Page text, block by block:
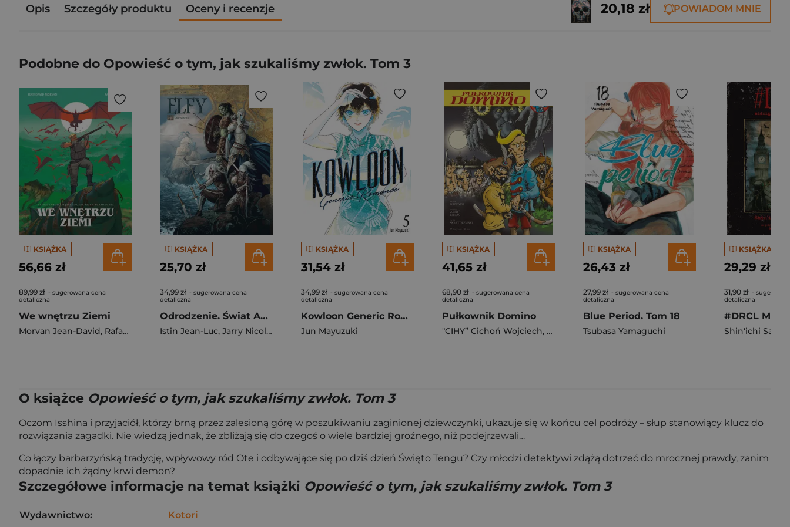
Opis Szczegóły produktu Oceny i recenzje 20,18 zł POWIADOM MNIE
Podobne do Opowieść o tym, jak szukaliśmy zwłok. Tom 3
KSIĄŻKA
56,66 zł
89,99 zł - sugerowana cena
detaliczna
We wnętrzu Ziemi
Morvan Jean-David, Rafael Ortiz
KSIĄŻKA
25,70 zł
34,99 zł - sugerowana cena
detaliczna
Odrodzenie. Świat Akwilonu. Elfy. Tom 21
Istin Jean-Luc, Jarry Nicolas
KSIĄŻKA
31,54 zł
34,99 zł - sugerowana cena
detaliczna
Kowloon Generic Romance. Tom 5
Jun Mayuzuki
KSIĄŻKA
41,65 zł
68,90 zł - sugerowana cena
detaliczna
Pułkownik Domino
"CIHY” Cichoń Wojciech, Grzenda Artur
KSIĄŻKA
26,43 zł
27,99 zł - sugerowana cena
detaliczna
Blue Period. Tom 18
Tsubasa Yamaguchi
KSIĄŻKA
29,29 zł
31,90 zł -
detaliczna
Shin'ichi
O książce Opowieść o tym, jak szukaliśmy zwłok. Tom 3
Oczom Isshina i przyjaciół, którzy brną przez zalesioną górę w poszukiwaniu zaginionej dziewczynki, ukazuje się w końcu cel podróży – słup stanowiący klucz do
rozwiązania zagadki. Nie wiedzą jednak, że zbliżają się do czegoś o wiele bardziej groźnego, niż podejrzewali…
Co łączy barbarzyńską tradycję, wpływowy ród Ote i odbywające się po dziś dzień Święto Tengu? Czy młodzi detektywi zdążą dotrzeć do mrocznej prawdy, zanim
dopadnie ich żądny krwi demon?
Szczegółowe informacje na temat książki Opowieść o tym, jak szukaliśmy zwłok. Tom 3
Wydawnictwo: Kotori